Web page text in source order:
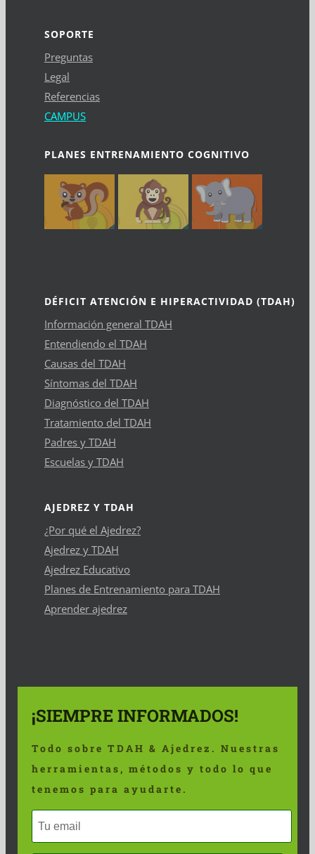
SOPORTE
Preguntas
Legal
Referencias
CAMPUS
PLANES ENTRENAMIENTO COGNITIVO
DÉFICIT ATENCIÓN E HIPERACTIVIDAD (TDAH)
Información general TDAH
Entendiendo el TDAH
Causas del TDAH
Síntomas del TDAH
Diagnóstico del TDAH
Tratamiento del TDAH
Padres y TDAH
Escuelas y TDAH
AJEDREZ Y TDAH
¿Por qué el Ajedrez?
Ajedrez y TDAH
Ajedrez Educativo
Planes de Entrenamiento para TDAH
Aprender ajedrez
¡SIEMPRE INFORMADOS!
Todo sobre TDAH & Ajedrez. Nuestras
herramientas, métodos y todo lo que
tenemos para ayudarte.